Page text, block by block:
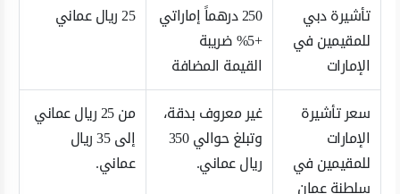
تأشيرة دبي
للمقيمين في
الإمارات
250 درهماً إماراتي
+5% ضريبة
القيمة المضافة
25 ريال عماني
سعر تأشيرة
الإمارات
للمقيمين في
سلطنة عمان
غير معروف بدقة،
وتبلغ حوالي 350
ريال عماني.
من 25 ريال عماني
إلى 35 ريال
عماني.